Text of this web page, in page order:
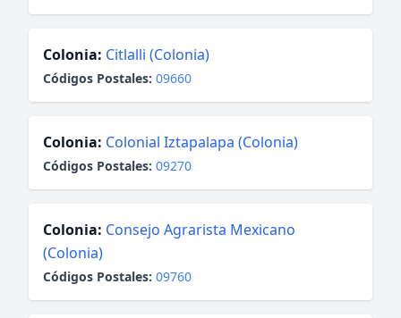
Colonia: Citlalli (Colonia)
Códigos Postales: 09660
Colonia: Colonial Iztapalapa (Colonia)
Códigos Postales: 09270
Colonia: Consejo Agrarista Mexicano
(Colonia)
Códigos Postales: 09760